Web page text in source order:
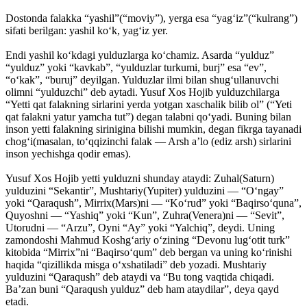
Dostonda falakka “yashil”(“moviy”), yerga esa “yag‘iz”(“kulrang”)
sifati berilgan: yashil ko‘k, yag‘iz yer.
Endi yashil ko‘kdagi yulduzlarga ko‘chamiz. Asarda “yulduz”
“yulduz” yoki “kavkab”, “yulduzlar turkumi, burj” esa “ev”,
“o‘kak”, “buruj” deyilgan. Yulduzlar ilmi bilan shug‘ullanuvchi
olimni “yulduzchi” deb aytadi. Yusuf Xos Hojib yulduzchilarga
“Yetti qat falakning sirlarini yerda yotgan xaschalik bilib ol” (“Yeti
qat falakni yatur yamcha tut”) degan talabni qo‘yadi. Buning bilan
inson yetti falakning sirinigina bilishi mumkin, degan fikrga tayanadi
chog‘i(masalan, to‘qqizinchi falak — Arsh a’lo (ediz arsh) sirlarini
inson yechishga qodir emas).
Yusuf Xos Hojib yetti yulduzni shunday ataydi: Zuhal(Saturn)
yulduzini “Sekantir”, Mushtariy(Yupiter) yulduzini — “O‘ngay”
yoki “Qaraqush”, Mirrix(Mars)ni — “Ko‘rud” yoki “Baqirso‘quna”,
Quyoshni — “Yashiq” yoki “Kun”, Zuhra(Venera)ni — “Sevit”,
Utorudni — “Arzu”, Oyni “Ay” yoki “Yalchiq”, deydi. Uning
zamondoshi Mahmud Koshg‘ariy o‘zining “Devonu lug‘otit turk”
kitobida “Mirrix”ni “Baqirso‘qum” deb bergan va uning ko‘rinishi
haqida “qizillikda misga o‘xshatiladi” deb yozadi. Mushtariy
yulduzini “Qaraqush” deb ataydi va “Bu tong vaqtida chiqadi.
Ba’zan buni “Qaraqush yulduz” deb ham ataydilar”, deya qayd
etadi.